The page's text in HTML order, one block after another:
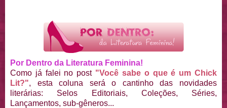
Por Dentro da Literatura Feminina!
Como já falei no post "Você sabe o que é um Chick
Lit?", esta coluna será o cantinho das novidades
literárias: Selos Editoriais, Coleções, Séries,
Lançamentos, sub-gêneros...